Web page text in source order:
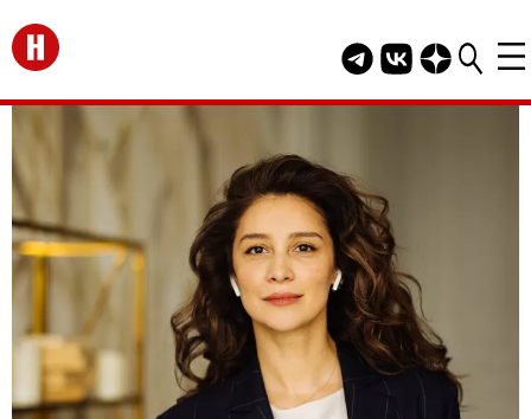
Перейти на главную
Telegram канал
Группа HELLO
Канал